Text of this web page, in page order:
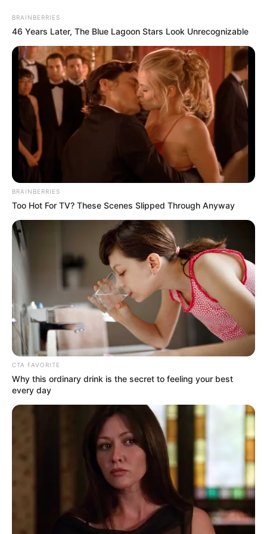
content
Menu
Kalkablagerungen
in der Dusche: nur
ein Sprühstoß
dieses natürlichen
Verbündeten
May 13, 2024
**Kalkablagerungen in der Dusche: Nur ein
Sprühstoß dieses natürlichen Verbündeten**
BRAINBERRIES
46 Years Later, The Blue Lagoon Stars Look Unrecognizable
BRAINBERRIES
Too Hot For TV? These Scenes Slipped Through Anyway
CTA FAVORITE
Why this ordinary drink is the secret to feeling your best
every day